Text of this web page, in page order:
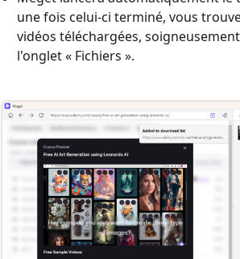
une fois celui-ci terminé, vous
vidéos téléchargées,
l'onglet « Fichiers ».